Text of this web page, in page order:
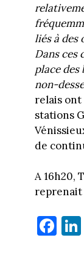
liés à des
Dans ces
place des
non-
relais ont
stations
de
A 16h20,
reprenait
Fa
ce